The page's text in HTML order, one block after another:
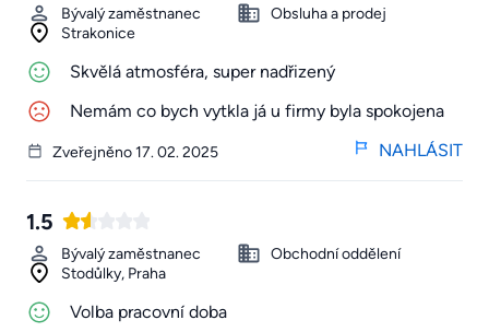
Bývalý zaměstnanec
Obsluha a prodej
Strakonice
Skvělá atmosféra, super nadřizený
Nemám co bych vytkla já u firmy byla spokojena
Zveřejněno 17. 02. 2025 NAHLÁSIT
1.5
Bývalý zaměstnanec
Obchodní oddělení
Stodůlky, Praha
Volba pracovní doba